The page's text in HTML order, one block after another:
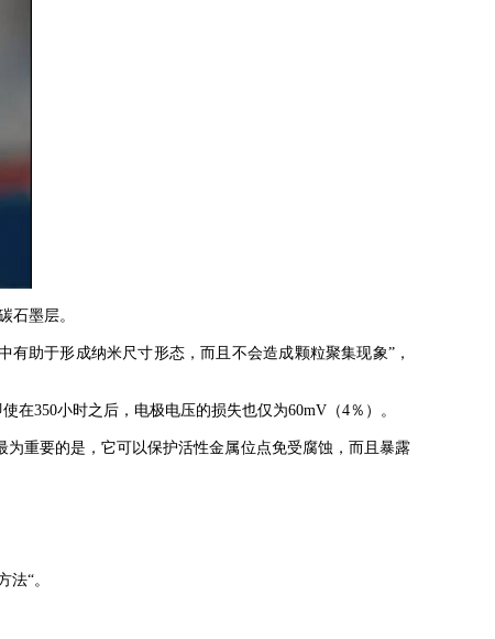
石墨层。
助于形成纳米尺寸形态，而且不会造成颗粒聚集现象”，
350小时之后，电极电压的损失也仅为60mV（4％）。
重要的是，它可以保护活性金属位点免受腐蚀，而且暴露
“。